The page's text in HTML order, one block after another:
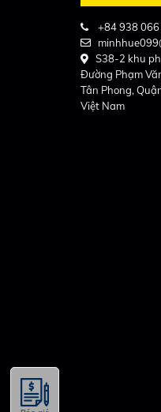
+84 938 066
S38-2 khu
Đường Phạm
Tân Phong,
Việt Nam